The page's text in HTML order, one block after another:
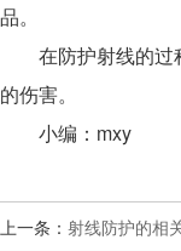
品。
在防护射线的过程
的伤害。
小编：mxy
上一条： 射线防护的相